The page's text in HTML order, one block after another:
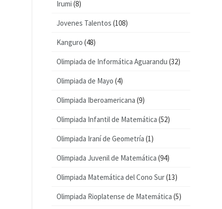
Irumi (8)
Jovenes Talentos (108)
Kanguro (48)
Olimpiada de Informática Aguarandu (32)
Olimpiada de Mayo (4)
Olimpiada Iberoamericana (9)
Olimpiada Infantil de Matemática (52)
Olimpiada Iraní de Geometría (1)
Olimpiada Juvenil de Matemática (94)
Olimpiada Matemática del Cono Sur(13)
Olimpiada Rioplatense de Matemática (5)